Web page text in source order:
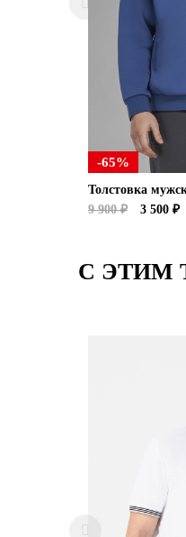
-65%
Толстовка
9 900 ₽
3 500 ₽
С ЭТИМ